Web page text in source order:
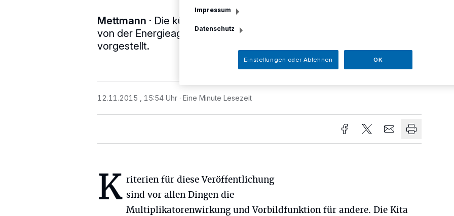
Mettmann · Die kürzlich zertifizierte Passivhauskita Kirchendelle wird
von der Energieagentur NRW nun als Projekt des Monats November
vorgestellt.
12.11.2015 , 15:54 Uhr Eine Minute Lesezeit
K riterien für diese Veröffentlichung
sind vor allen Dingen die
Multiplikatorenwirkung und Vorbildfunktion für andere. Die Kita
Impressum
Datenschutz
Einstellungen oder Ablehnen OK